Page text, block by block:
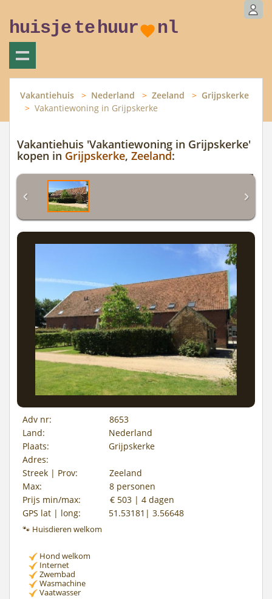
huisje tehuur nl
Vakantiehuis Nederland Zeeland
Grijpskerke
Vakantiewoning in Grijpskerke
Vakantiehuis 'Vakantiewoning in Grijpskerke'
kopen in Grijpskerke, Zeeland:
Adv nr:
8653
Land:
Nederland
Plaats:
Grijpskerke
Adres:
Streek | Prov:
Zeeland
Max:
8 personen
Prijs min/max:
€ 503 | 4 dagen
GPS lat | long:
51.53181| 3.56648
🐾 Huisdieren welkom
Hond welkom
Internet
Zwembad
Wasmachine
Vaatwasser